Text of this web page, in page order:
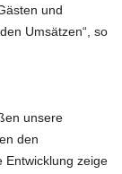
und
Umsätzen“, so
unsere
den
Entwicklung zeige